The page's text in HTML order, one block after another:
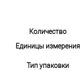
Количество
Единицы измерения
Тип упаковки